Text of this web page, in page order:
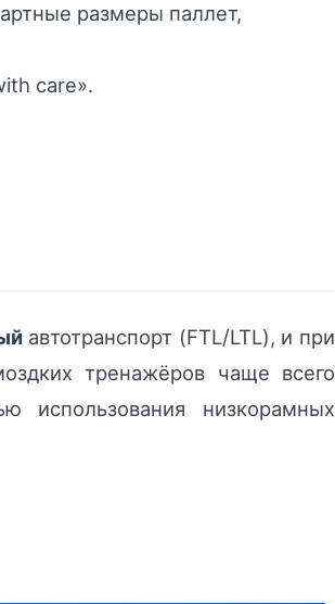
размеры паллет,
care».
автотранспорт (FTL/LTL), и при
тренажёров чаще всего
использования низкорамных